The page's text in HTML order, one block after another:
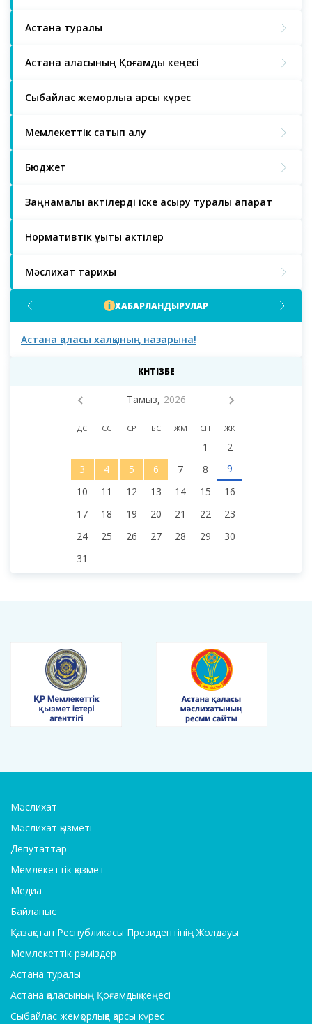
Астана туралы
Астана қаласының Қоғамдық кеңесі
Сыбайлас жемқорлыққа қарсы күрес
Мемлекеттік сатып алу
Бюджет
Заңнамалық актілерді іске асыру туралы ақпарат
Нормативтік құқықтық актілер
Мәслихат тарихы
ХАБАРЛАНДЫРУЛАР
Астана қаласы тұрғындарының және қалалық
депутаттарының назарына!
КҮНТІЗБЕ
Тамыз, 2026
1
2
3
4 5 6 7 8
9
10
11 12 13 14 15
16
17
18 19 20 21 22
23
24
Мәслихат
Мәслихат қызметі
Депутаттар
Мемлекеттік қызмет
Медиа
Байланыс
Қазақстан Республикасы Президентінің Жолдауы
Мемлекеттік рәміздер
Астана туралы